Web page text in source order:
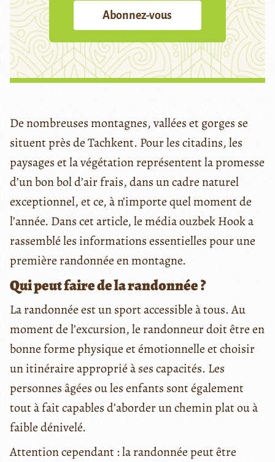
Abonnez-vous
De nombreuses montagnes, vallées et gorges se
situent près de Tachkent. Pour les citadins, les
paysages et la végétation représentent la promesse
d’un bon bol d’air frais, dans un cadre naturel
exceptionnel, et ce, à n’importe quel moment de
l’année. Dans cet article, le média ouzbek Hook a
rassemblé les informations essentielles pour une
première randonnée en montagne.
Qui peut faire de la randonnée ?
La randonnée est un sport accessible à tous. Au
moment de l’excursion, le randonneur doit être en
bonne forme physique et émotionnelle et choisir
un itinéraire approprié à ses capacités. Les
personnes âgées ou les enfants sont également
tout à fait capables d’aborder un chemin plat ou à
faible dénivelé.
Attention cependant : la randonnée peut être